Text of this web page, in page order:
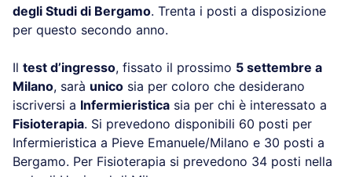
degli Studi di Bergamo. Trenta i posti a disposizione
per questo secondo anno.
Il test d’ingresso, fissato il prossimo 5 settembre a
Milano, sarà unico sia per coloro che desiderano
iscriversi a Infermieristica sia per chi è interessato a
Fisioterapia. Si prevedono disponibili 60 posti per
Infermieristica a Pieve Emanuele/Milano e 30 posti a
Bergamo. Per Fisioterapia si prevedono 34 posti nella